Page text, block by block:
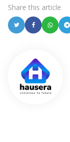
Share this article